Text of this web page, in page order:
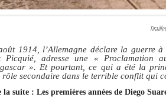
1914, l’Allemagne déclare la guerre
Picquié, adresse une « Proclamation
». Et pourtant, ce qui a été la
rôle secondaire dans le terrible conflit qui
la suite : Les premières années de Diego